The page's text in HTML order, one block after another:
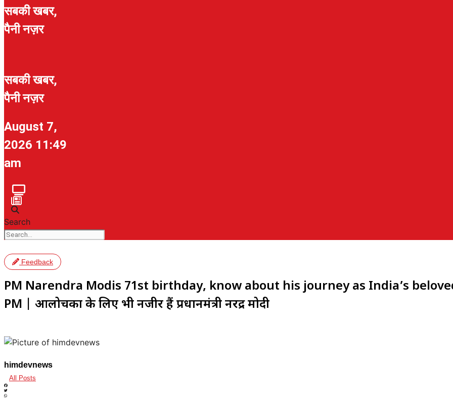
सबकी खबर,
पैनी नज़र
सबकी खबर,
पैनी नज़र
August 7,
2026 11:49
am
Search
Feedback
PM Narendra Modis 71st birthday, know about his journey as India’s
PM | आलोचकों के लिए भी नजीर हैं प्रधानमंत्री नरेंद्र मोदी
himdevnews
All Posts